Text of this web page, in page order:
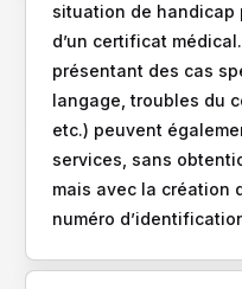
situation de handicap
d’un certificat
présentant des cas
langage, troubles du
etc.) peuvent
services, sans
mais avec la création
numéro